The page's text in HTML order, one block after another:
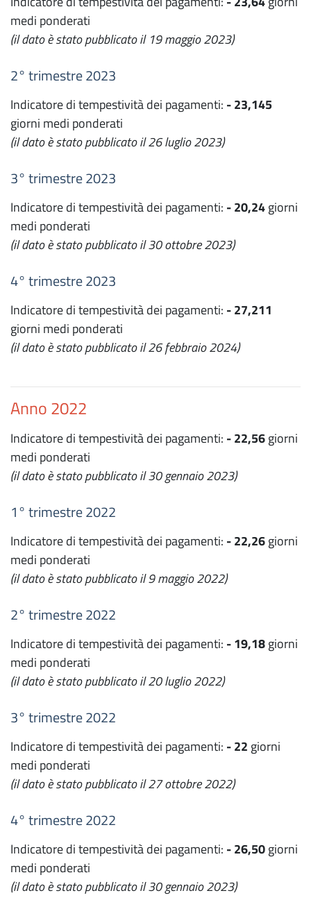
medi ponderati
(il dato è stato pubblicato il 19 maggio 2023)
2° trimestre 2023
Indicatore di tempestività dei pagamenti: - 23,145
giorni medi ponderati
(il dato è stato pubblicato il 26 luglio 2023)
3° trimestre 2023
Indicatore di tempestività dei pagamenti: - 20,24giorni
medi ponderati
(il dato è stato pubblicato il 30 ottobre 2023)
4° trimestre 2023
Indicatore di tempestività dei pagamenti: - 27,211
giorni medi ponderati
(il dato è stato pubblicato il 26 febbraio 2024)
Anno 2022
Indicatore di tempestività dei pagamenti: - 22,56giorni
medi ponderati
(il dato è stato pubblicato il 30 gennaio 2023)
1° trimestre 2022
Indicatore di tempestività dei pagamenti: - 22,26giorni
medi ponderati
(il dato è stato pubblicato il 9 maggio 2022)
2° trimestre 2022
Indicatore di tempestività dei pagamenti: - 19,18giorni
medi ponderati
(il dato è stato pubblicato il 20 luglio 2022)
3° trimestre 2022
Indicatore di tempestività dei pagamenti: - 22 giorni
medi ponderati
(il dato è stato pubblicato il 27 ottobre 2022)
4° trimestre 2022
Indicatore di tempestività dei pagamenti: - 26,50giorni
medi ponderati
(il dato è stato pubblicato il 30 gennaio 2023)